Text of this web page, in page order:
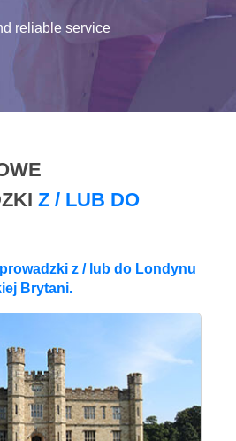
reliable service
Z / LUB DO
z / lub do Londynu
Brytani.